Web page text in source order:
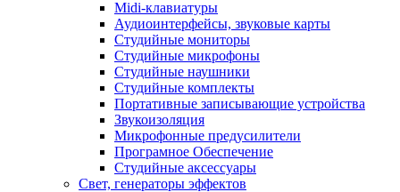
Midi-клавиатуры
Аудиоинтерфейсы, звуковые карты
Студийные мониторы
Студийные микрофоны
Студийные наушники
Студийные комплекты
Портативные записывающие устройства
Звукоизоляция
Микрофонные предусилители
Програмное Обеспечение
Студийные аксессуары
Свет, генераторы эффектов